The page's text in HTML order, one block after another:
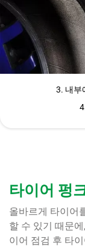
3. 내부
타이어 펑
올바르게 타이어
할 수 있기 때문
이어 점검 후 타